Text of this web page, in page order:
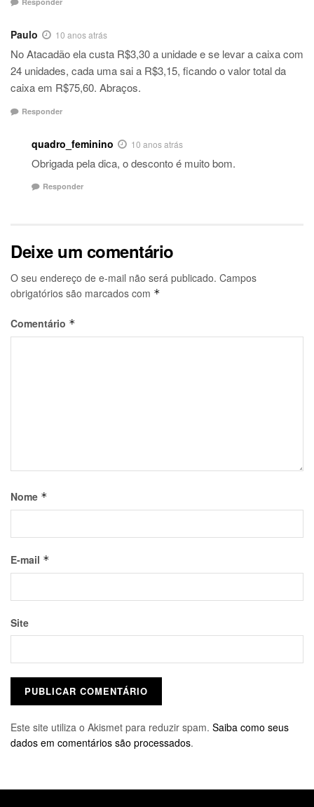
Paulo 10 anos atrás
No Atacadão ela custa R$3,30 a unidade e se levar a caixa com
24 unidades, cada uma sai a R$3,15, ficando o valor total da
caixa em R$75,60. Abraços.
Responder
quadro_feminino 10 anos atrás
Obrigada pela dica, o desconto é muito bom.
Responder
Deixe um comentário
O seu endereço de e-mail não será publicado. Campos
obrigatórios são marcados com *
Comentário *
Nome *
E-mail *
Site
Este site utiliza o Akismet para reduzir spam. Saiba como seus
dados em comentários são processados.